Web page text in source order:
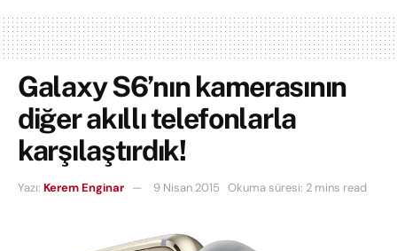
Galaxy S6’nın kamerasının
diğer akıllı telefonlarla
karşılaştırdık!
Yazı: Kerem Enginar 9 Nisan 2015 Okuma süresi: 2 mins read